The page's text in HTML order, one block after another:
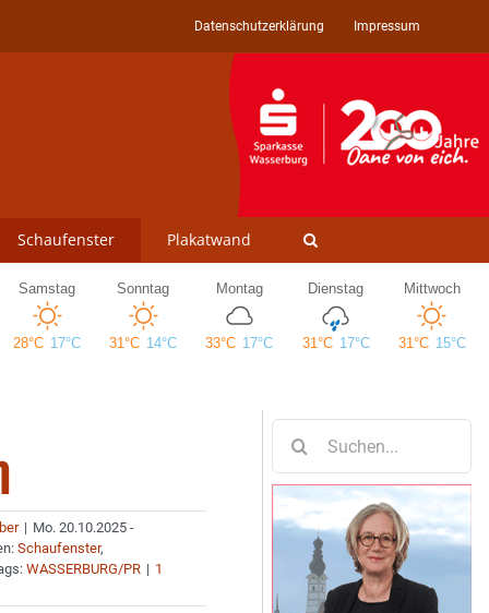
Datenschutzerklärung Impressum
Schaufenster Plakatwand
| Mo. 20.10.2025 -
Schaufenster,
WASSERBURG/PR | 1
nach: